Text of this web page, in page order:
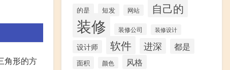
角形的方
的是 短发 网站 自己的
装修 装修公司 装修设计
设计师 软件 进深 都是
面积 颜色 风格